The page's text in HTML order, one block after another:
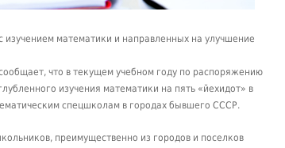
изучением математики и направленных на улучшение
что в текущем учебном году по распоряжению
изучения математики на пять «йехидот» в
спецшколам в городах бывшего СССР.
преимущественно из городов и поселков